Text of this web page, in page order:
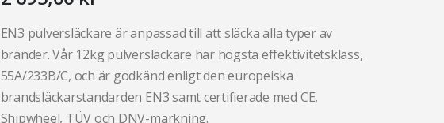
EN3 pulversläckare är anpassad till att släcka alla typer av
bränder. Vår 12kg pulversläckare har högsta effektivitetsklass,
55A/233B/C, och är godkänd enligt den europeiska
brandsläckarstandarden EN3 samt certifierade med CE,
Shipwheel, TÜV och DNV-märkning.